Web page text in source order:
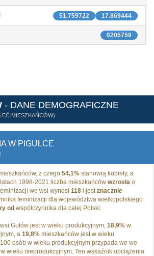
17.869444
51.759722
0205759
- DANE DEMOGRAFICZNE
MIESZKAŃCÓW)
W PIGUŁCE
z czego 54,1% stanowią kobiety, a
1998-2021 liczba mieszkańców wzrosła o
we wsi wynosi 118 i jestznacznie
feminizacji dla województwa wielkopolskiego
od współczynnika dla całej Polski.
Gutów jest w wieku produkcyjnym, 18,9% w
a 19,8% mieszkańców jest w wieku
osób w wieku produkcyjnym przypada we we
wieku nieprodukcyjnym. Ten wskaźnik obciążenia